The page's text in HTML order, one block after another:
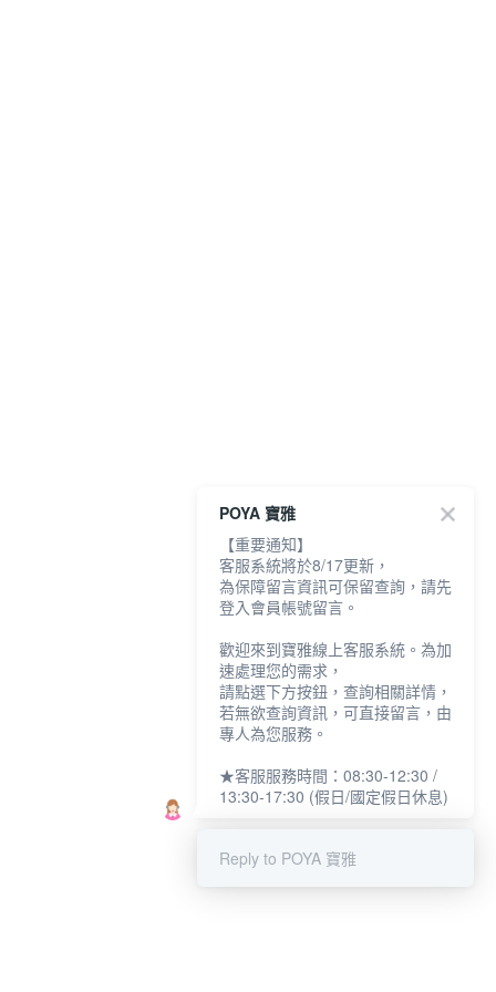
POYA 寶雅
【重要通知】
客服系統將於8/17更新，
為保障留言資訊可保留查詢，請先
登入會員帳號留言。
歡迎來到寶雅線上客服系統。為加
速處理您的需求，
請點選下方按鈕，查詢相關詳情，
若無欲查詢資訊，可直接留言，由
專人為您服務。
★客服服務時間：08:30-12:30 /
13:30-17:30 (假日/國定假日休息)
Reply to POYA 寶雅